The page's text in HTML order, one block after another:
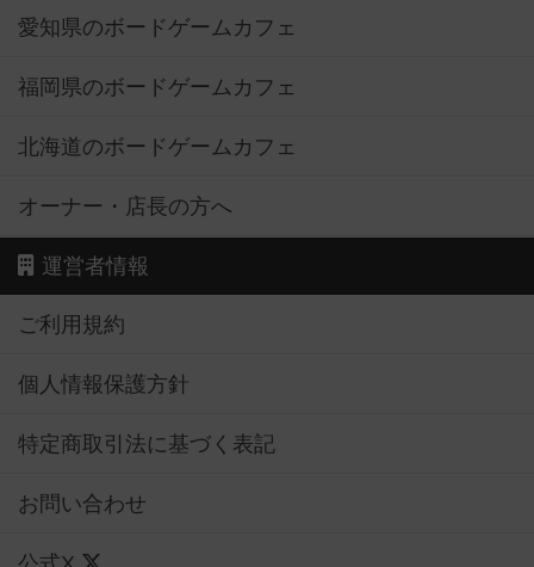
愛知県のボードゲームカフェ
福岡県のボードゲームカフェ
北海道のボードゲームカフェ
オーナー・店長の方へ
運営者情報
ご利用規約
個人情報保護方針
特定商取引法に基づく表記
お問い合わせ